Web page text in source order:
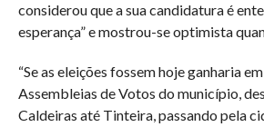
considerou que a sua candidatura é
esperança” e mostrou-se optimista
“Se as eleições fossem hoje ganharia
Assembleias de Votos do município,
Caldeiras até Tinteira, passando pela